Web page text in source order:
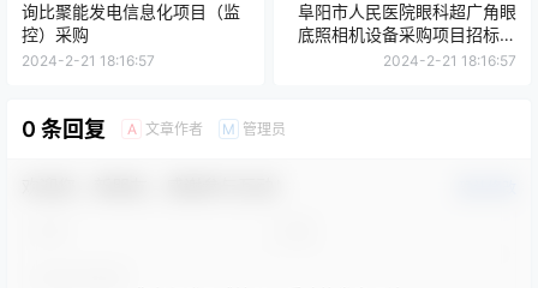
询比聚能发电信息化项目（监
控）采购
2024-2-21 18:16:57
阜阳市人民医院眼科超广角眼
底照相机设备采购项目招标公
告
2024-2-21 18:16:57
0 条回复 A 文章作者 M 管理员